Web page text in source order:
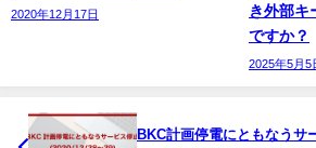
2020年12月17日
き外部
ですか？
2025年5月5
BKC計画停電にともなうサ